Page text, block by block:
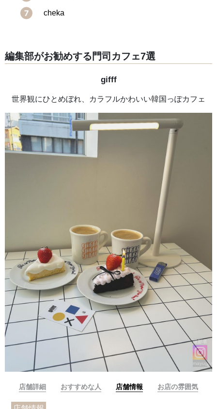
cheka
編集部がお勧めする門司カフェ7選
gifff
世界観にひとめぼれ、カラフルかわいい韓国っぽカフェ
撮影者
店舗詳細 おすすめな人 店舗情報 お店の雰囲気